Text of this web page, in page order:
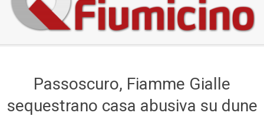
QFIUMICINO.COM
Passoscuro, Fiamme Gialle
sequestrano casa abusiva su dune